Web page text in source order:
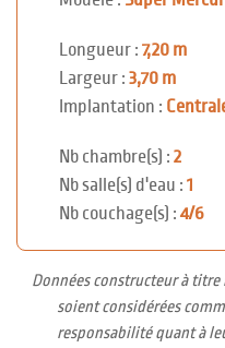
Longueur : 7,20 m
Largeur : 3,70 m
Implantation :
Nb chambre(s) : 2
Nb salle(s) d'eau : 1
Nb couchage(s) : 4/6
Données constructeur à
soient considérées
responsabilité quant à